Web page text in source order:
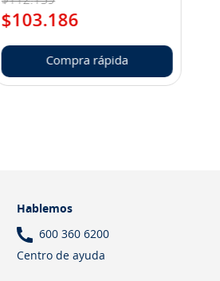
$103.186
Compra rápida
Hablemos
600 360 6200
Centro de ayuda